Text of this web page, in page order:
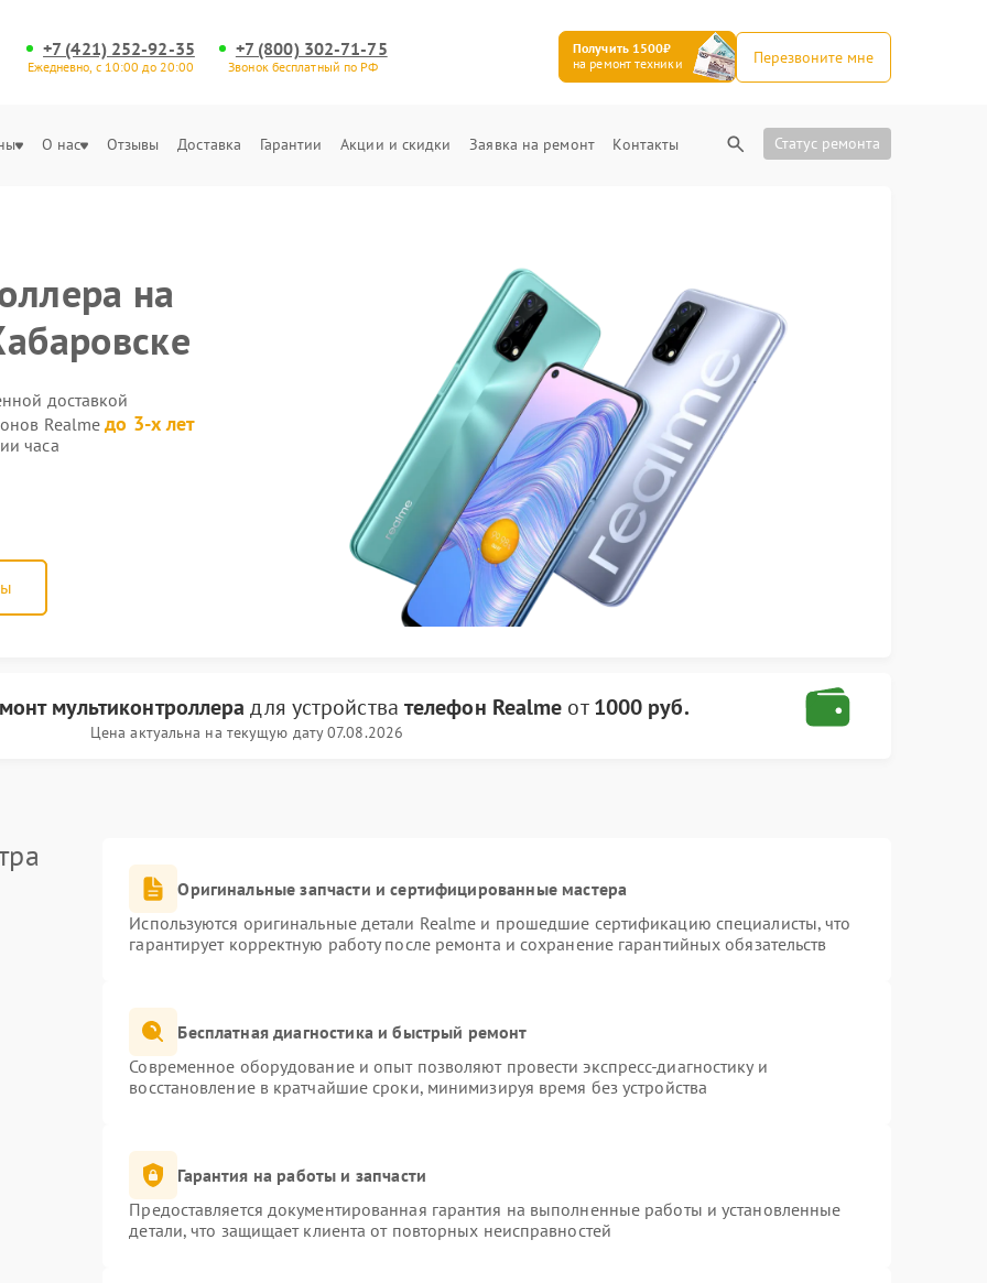
+7 (421) 252-92-35
Ежедневно, с 10:00 до 20:00
+7 (800) 302-71-75
Звонок бесплатный по РФ
Получить 1500₽
на ремонт техники
Перезвоните мне
О нас Отзывы Доставка Гарантии Акции и скидки Заявка на ремонт Контакты Статус ремонта
на
доставкой
Realmeдо 3-х лет
часа
мультиконтроллера для устройства телефон Realme от1000 руб.
Цена актуальна на текущую дату 07.08.2026
Оригинальные запчасти и сертифицированные мастера
Используются оригинальные детали Realme и прошедшие сертификацию специалисты, что
гарантирует корректную работу после ремонта и сохранение гарантийных обязательств
Бесплатная диагностика и быстрый ремонт
Современное оборудование и опыт позволяют провести экспресс-диагностику и
восстановление в кратчайшие сроки, минимизируя время без устройства
Гарантия на работы и запчасти
Предоставляется документированная гарантия на выполненные работы и установленные
детали, что защищает клиента от повторных неисправностей